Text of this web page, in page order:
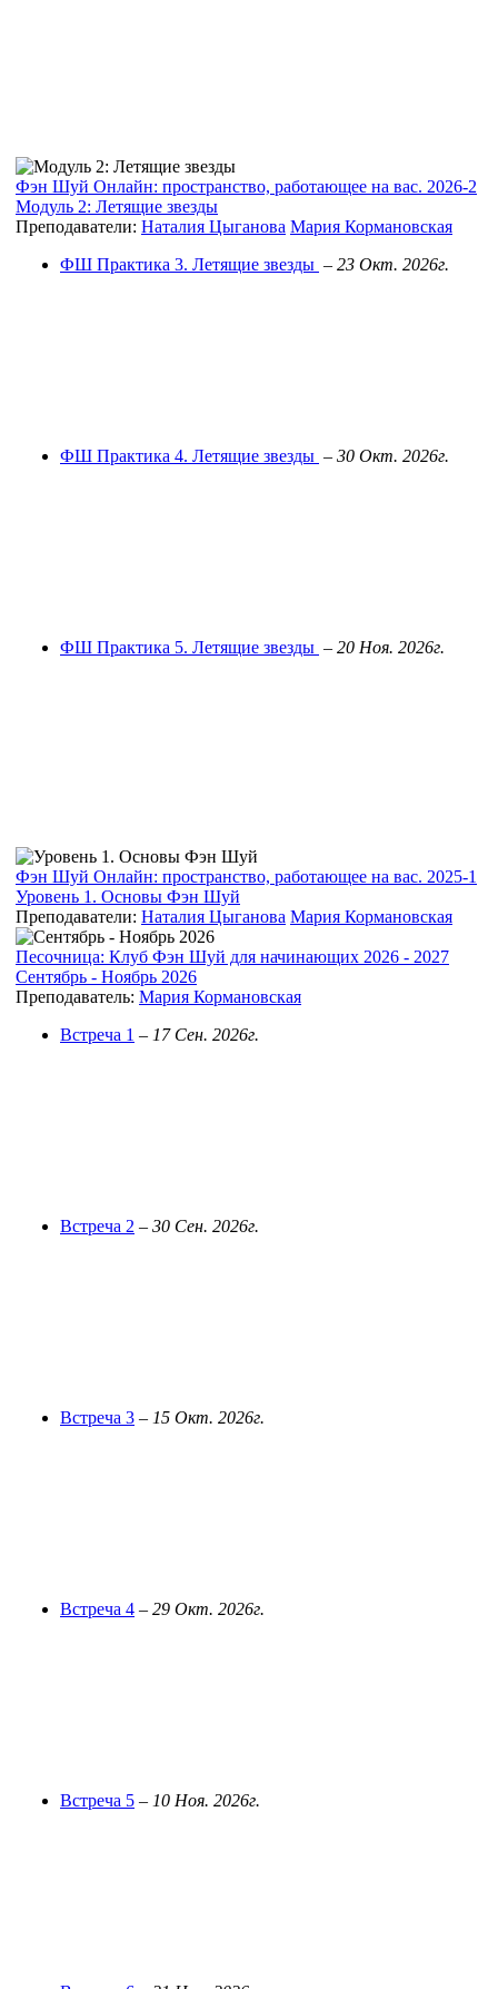
Фэн Шуй Онлайн: пространство, работающее на вас. 2026-2
Модуль 2: Летящие звезды
Преподаватели: Наталия Цыганова Мария Кормановская
ФШ Практика 3. Летящие звезды – 23 Окт. 2026г.
ФШ Практика 4. Летящие звезды – 30 Окт. 2026г.
ФШ Практика 5. Летящие звезды – 20 Ноя. 2026г.
Фэн Шуй Онлайн: пространство, работающее на вас. 2025-1
Уровень 1. Основы Фэн Шуй
Преподаватели: Наталия Цыганова Мария Кормановская
Песочница: Клуб Фэн Шуй для начинающих 2026 - 2027
Сентябрь - Ноябрь 2026
Преподаватель: Мария Кормановская
Встреча 1 – 17 Сен. 2026г.
Встреча 2 – 30 Сен. 2026г.
Встреча 3 – 15 Окт. 2026г.
Встреча 4 – 29 Окт. 2026г.
Встреча 5 – 10 Ноя. 2026г.